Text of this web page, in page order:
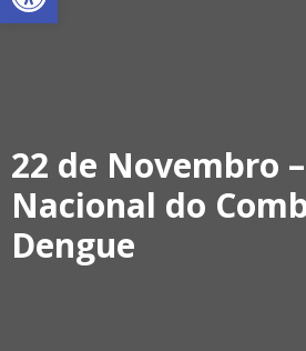
22 de Novembro
Nacional do
Dengue